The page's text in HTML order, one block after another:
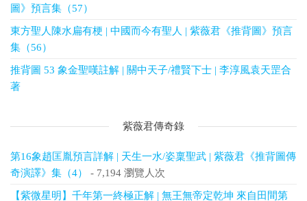
圖》預言集（57）
東方聖人陳水扁有梗 | 中國而今有聖人 | 紫薇君《推背圖》預言
集（56）
推背圖 53 象金聖嘆註解 | 關中天子/禮賢下士 | 李淳風袁天罡合
著
紫薇君傳奇錄
第16象趙匡胤預言詳解 | 天生一水/姿稟聖武 | 紫薇君《推背圖傳
奇演譯》集（4）
- 7,194 瀏覽人次
【紫微星明】千年第一終極正解 | 無王無帝定乾坤 來自田間第